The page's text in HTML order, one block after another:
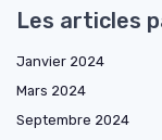
Les articles
Janvier 2024
Mars 2024
Septembre 2024